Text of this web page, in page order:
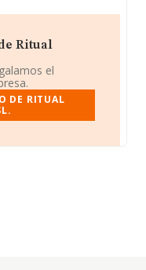
Ritual
el
DE RITUAL